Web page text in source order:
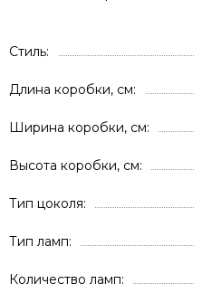
Стиль
Длина коробки, см
Ширина коробки, см
Высота коробки, см
Тип цоколя
Тип ламп
Количество ламп